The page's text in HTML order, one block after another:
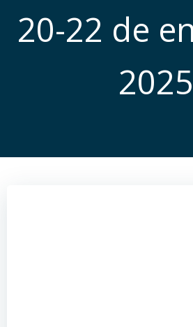
20-22 de
2025